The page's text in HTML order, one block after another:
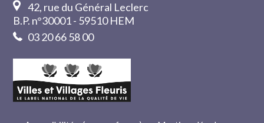
42, rue du Général Leclerc
B.P. n°30001 - 59510 HEM
03 20 66 58 00